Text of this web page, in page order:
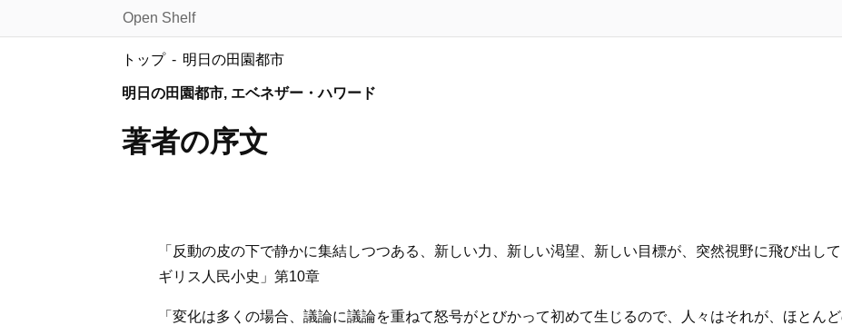
Open Shelf
トップ 明日の田園都市
明日の田園都市, エベネザー・ハワード
著者の序文
「反動の皮の下で静かに集結しつつある、新しい力、新しい渇望、新しい目標が、突然視野に飛び出
ギリス人民小史」第10章
「変化は多くの場合、議論に議論を重ねて怒号がとびかって初めて生じるので、人々はそれが、ほとん